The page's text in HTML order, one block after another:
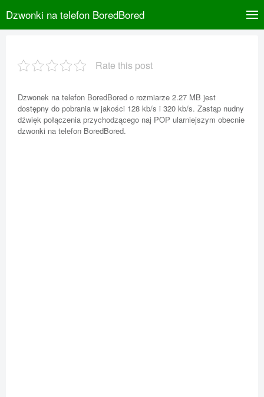
Dzwonki na telefon BoredBored
Rate this post
Dzwonek na telefon BoredBored o rozmiarze 2.27 MB jest
dostępny do pobrania w jakości 128 kb/s i 320 kb/s. Zastąp nudny
dźwięk połączenia przychodzącego naj POP ularniejszym obecnie
dzwonki na telefon BoredBored.